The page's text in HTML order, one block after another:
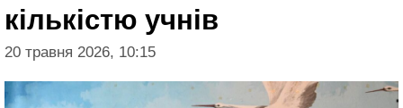
кількістю учнів
20 травня 2026, 10:15